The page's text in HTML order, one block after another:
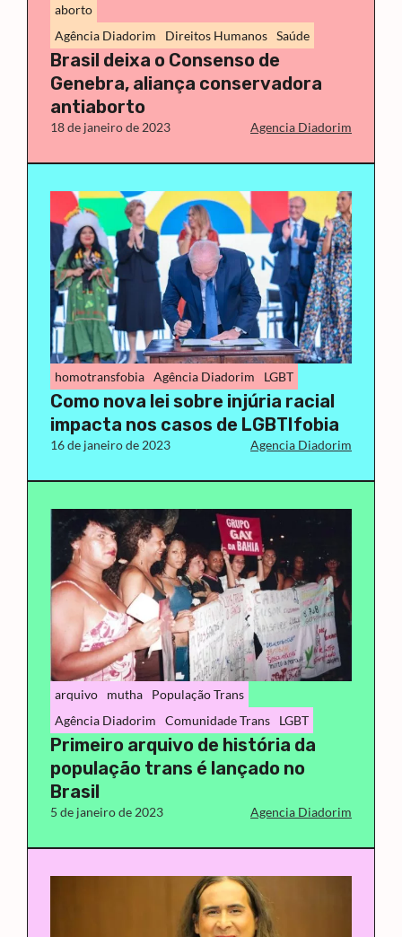
aborto
Agência Diadorim
Direitos Humanos Saúde
Brasil deixa o Consenso de
Genebra, aliança conservadora
antiaborto
18 de janeiro de 2023 Agencia Diadorim
homotransfobia Agência Diadorim LGBT
Como nova lei sobre injúria racial
impacta nos casos de LGBTIfobia
16 de janeiro de 2023 Agencia Diadorim
arquivo mutha
População Trans
Agência Diadorim
Comunidade Trans LGBT
Primeiro arquivo de história da
população trans é lançado no
Brasil
5 de janeiro de 2023 Agencia Diadorim